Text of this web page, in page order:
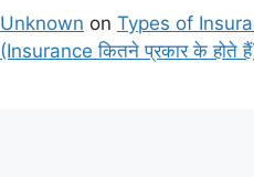
Unknown on Types of
(Insurance कितने प्रकार के होते